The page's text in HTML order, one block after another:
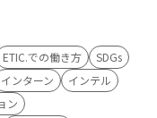
ETIC.での働き方
SDGs
インターン
インテル
ン